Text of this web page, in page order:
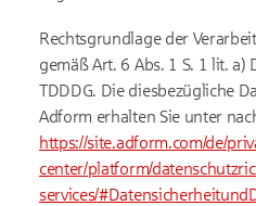
Rechtsgrundlage der
gemäß Art. 6 Abs. 1 S. 1 lit. a)
TDDDG. Die diesbezügliche
Adform erhalten Sie unter
https://site.adform.com/de/
center/platform/
services/